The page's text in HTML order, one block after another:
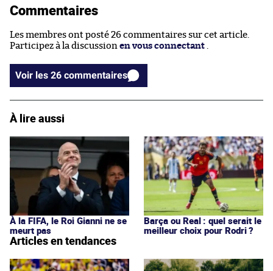
Commentaires
Les membres ont posté 26 commentaires sur cet article.
Participez à la discussion en vous connectant .
Voir les 26 commentaires
À lire aussi
À la FIFA, le Roi Gianni ne se
meurt pas
Barça ou Real : quel serait le
meilleur choix pour Rodri ?
Articles en tendances